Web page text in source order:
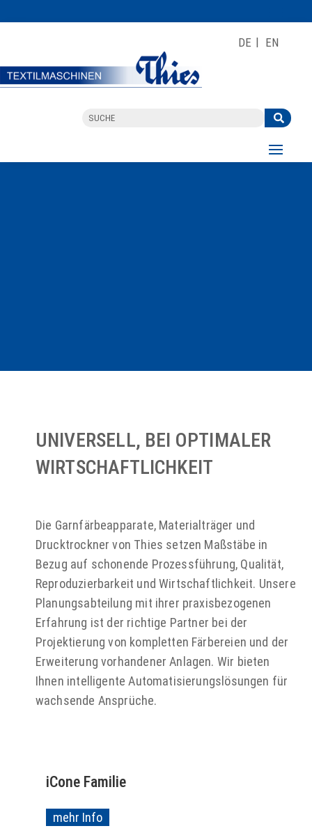
DE EN
UNIVERSELL, BEI OPTIMALER
WIRTSCHAFTLICHKEIT
Die Garnfärbeapparate, Materialträger und
Drucktrockner von Thies setzen Maßstäbe in
Bezug auf schonende Prozessführung, Qualität,
Reproduzierbarkeit und Wirtschaftlichkeit. Unsere
Planungsabteilung mit ihrer praxisbezogenen
Erfahrung ist der richtige Partner bei der
Projektierung von kompletten Färbereien und der
Erweiterung vorhandener Anlagen. Wir bieten
Ihnen intelligente Automatisierungslösungen für
wachsende Ansprüche.
iCone Familie
mehr Info